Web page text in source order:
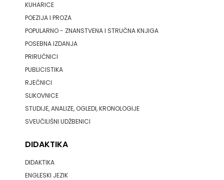
KOMERC
POETIKA
POPULUS
PULS
RADIOTELEVIZIJA
HERCEG-
BOSNE
KUHARICE
POEZIJA I PROZA
POPULARNO - ZNANSTVENA I STRUČNA KNJIGA
POSEBNA IZDANJA
PRIRUČNICI
PUBLICISTIKA
RJEČNICI
SLIKOVNICE
STUDIJE, ANALIZE, OGLEDI, KRONOLOGIJE
SVEUČILIŠNI UDŽBENICI
DIDAKTIKA
DIDAKTIKA
ENGLESKI JEZIK